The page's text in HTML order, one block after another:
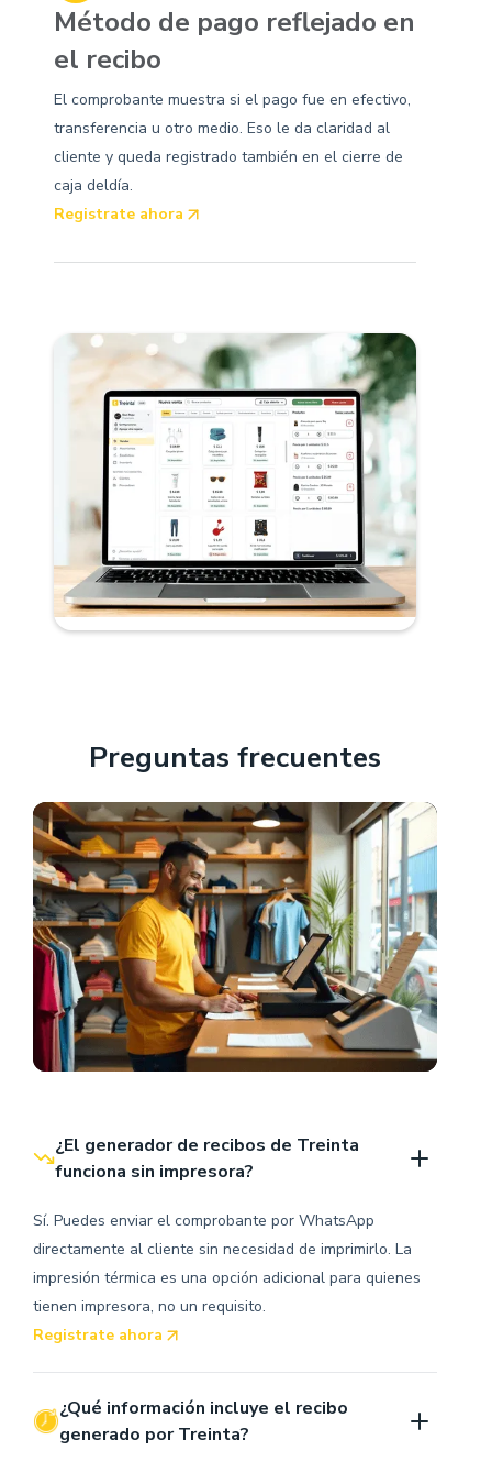
Método de pago reflejado en
el recibo
El comprobante muestra si el pago fue en efectivo,
transferencia u otro medio. Eso le da claridad al
cliente y queda registrado también en el cierre de
caja deldía.
Registrate ahora
Preguntas frecuentes
¿El generador de recibos de Treinta
funciona sin impresora?
Sí. Puedes enviar el comprobante por WhatsApp
directamente al cliente sin necesidad de imprimirlo. La
impresión térmica es una opción adicional para quienes
tienen impresora, no un requisito.
Registrate ahora
¿Qué información incluye el recibo
generado por Treinta?